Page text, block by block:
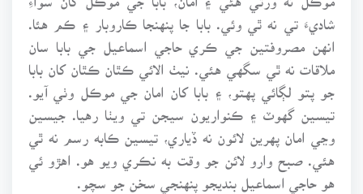
شاديءَ تي نه ٿي وئي. بابا جا پنهنجا ڪاروبار ۽ ڪم هئا.
انهن مصروفتين جي ڪري حاجي اسماعيل جي بابا سان
ملاقات نه ٿي سگهي هئي. نيٺ الائي ڪٿان ڪٿان کان بابا
جو پتو لڳائي پهتو، ۽ بابا کان امان جي موڪل وٺي آيو.
تيسين گهوٽ ۽ ڪنواريون سيجن تي ويٺا رهيا. جيسين
وڃي امان پهرين لائون نه ڏياري، تيسين ڪابه رسم نه ٿي
هئي. صبح وارو لائن جو وقت به نڪري ويو هو. اهڙو ئي
هو حاجي اسماعيل بنديجو پنهنجي سخن جو سچو.